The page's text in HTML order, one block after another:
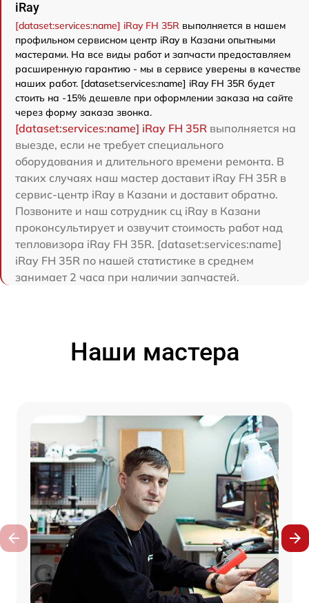
iRay
[dataset:services:name] iRay FH 35R выполняется в нашем
профильном сервисном центр iRay в Казани опытными
мастерами. На все виды работ и запчасти предоставляем
расширенную гарантию - мы в сервисе уверены в качестве
наших работ. [dataset:services:name] iRay FH 35R будет
стоить на -15% дешевле при оформлении заказа на сайте
через форму заказа звонка.
[dataset:services:name] iRay FH 35R выполняется на
выезде, если не требует специального
оборудования и длительного времени ремонта. В
таких случаях наш мастер доставит iRay FH 35R в
сервис-центр iRay в Казани и доставит обратно.
Позвоните и наш сотрудник сц iRay в Казани
проконсультирует и озвучит стоимость работ над
тепловизора iRay FH 35R. [dataset:services:name]
iRay FH 35R по нашей статистике в среднем
занимает 2 часа при наличии запчастей.
Наши мастера